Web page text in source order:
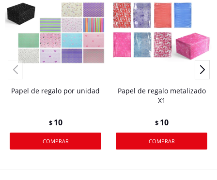
Papel de regalo por unidad
$ 10
Papel de regalo metalizado
X1
$ 10